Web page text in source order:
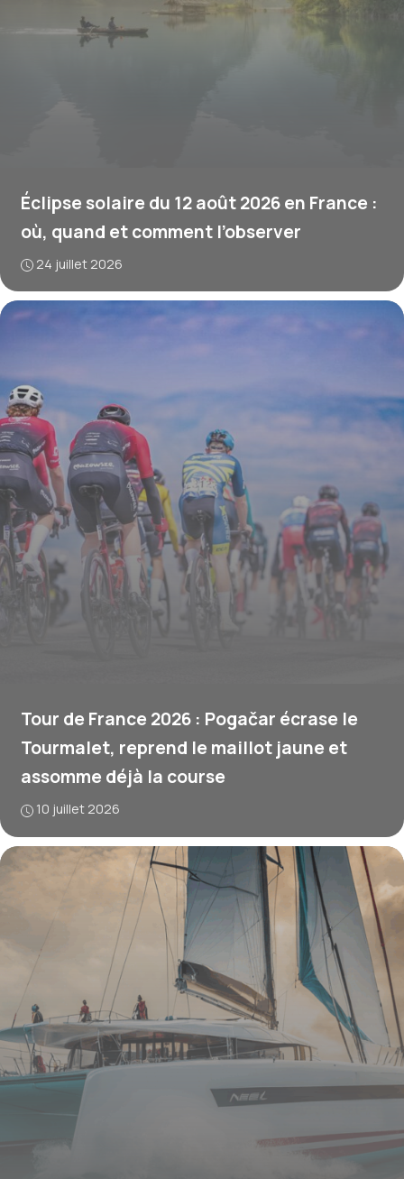
Éclipse solaire du 12 août 2026 en France :
où, quand et comment l’observer
24 juillet 2026
Tour de France 2026 : Pogačar écrase le
Tourmalet, reprend le maillot jaune et
assomme déjà la course
10 juillet 2026